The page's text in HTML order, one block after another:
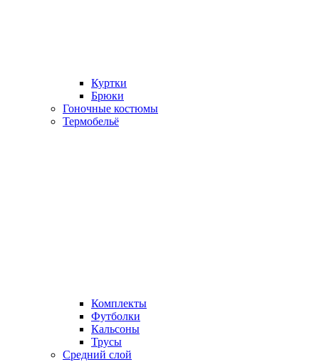
Куртки
Брюки
Гоночные костюмы
Термобельё
Комплекты
Футболки
Кальсоны
Трусы
Средний слой